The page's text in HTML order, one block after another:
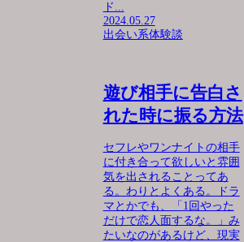
ド...
2024.05.27
出会い系体験談
遊び相手に告白さ
れた時に振る方法
セフレやワンナイトの相手
に付き合って欲しいと雰囲
気を出されることってあ
る。わりとよくある。ドラ
マとかでも、「1回やった
だけで恋人面するな。」み
たいなのがあるけど、現実